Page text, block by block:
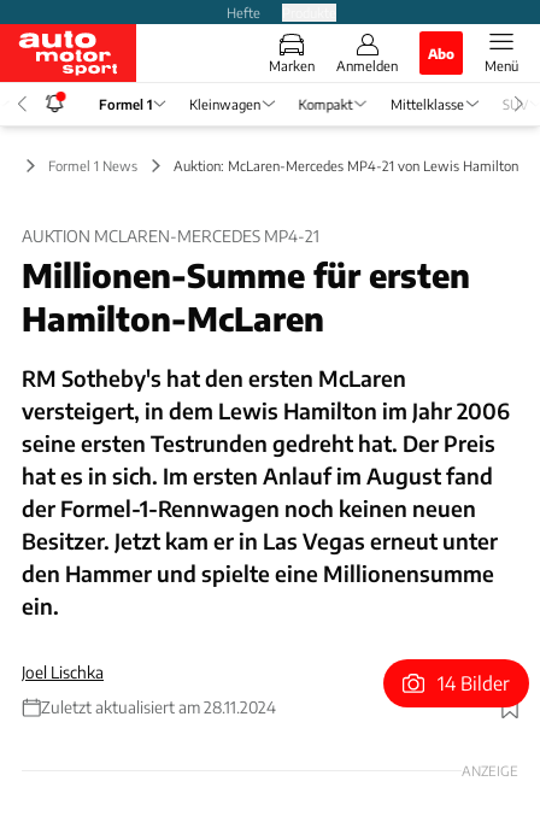
Hefte
Marken Anmelden
Abo
Menü
Formel 1 Kleinwagen Kompakt Mittelklasse SUV
Formel 1 News Auktion: McLaren-Mercedes MP4-21 von Lewis Hamilton
AUKTION MCLAREN-MERCEDES MP4-21
Millionen-Summe für ersten
Hamilton-McLaren
RM Sotheby's hat den ersten McLaren
versteigert, in dem Lewis Hamilton im Jahr 2006
seine ersten Testrunden gedreht hat. Der Preis
hat es in sich. Im ersten Anlauf im August fand
der Formel-1-Rennwagen noch keinen neuen
Besitzer. Jetzt kam er in Las Vegas erneut unter
den Hammer und spielte eine Millionensumme
ein.
Joel Lischka
Zuletzt aktualisiert am 28.11.2024
Foto: RM Sotheby's
14 Bilder
ANZEIGE